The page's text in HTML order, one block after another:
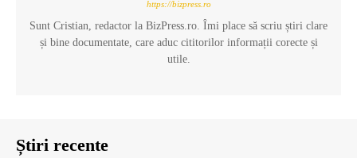
https://bizpress.ro
Sunt Cristian, redactor la BizPress.ro. Îmi place să scriu știri clare
și bine documentate, care aduc cititorilor informații corecte și
utile.
Știri recente